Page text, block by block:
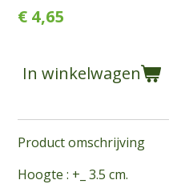
€ 4,65
In winkelwagen
Product omschrijving
Hoogte : +_ 3.5 cm.